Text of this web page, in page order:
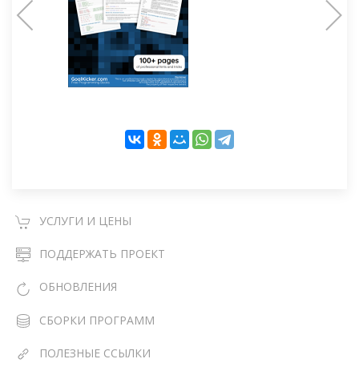
УСЛУГИ И ЦЕНЫ
ПОДДЕРЖАТЬ ПРОЕКТ
ОБНОВЛЕНИЯ
СБОРКИ ПРОГРАММ
ПОЛЕЗНЫЕ ССЫЛКИ